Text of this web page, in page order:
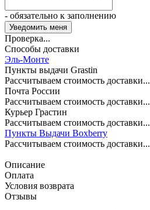
- обязательно к заполнению
Проверка...
Способы доставки
Эль-Монте
Пункты выдачи Grastin
Рассчитываем стоимость доставки...
Почта России
Рассчитываем стоимость доставки...
Курьер Грастин
Рассчитываем стоимость доставки...
Пункты Выдачи Boxberry
Рассчитываем стоимость доставки...
Описание
Оплата
Условия возврата
Отзывы